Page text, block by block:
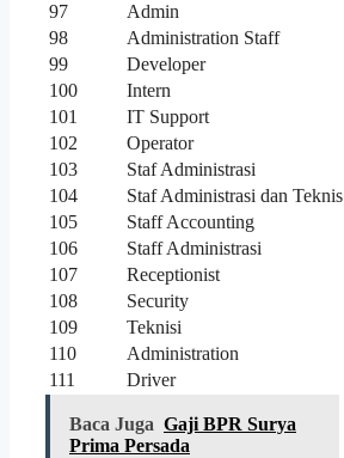
97
Admin
98
Administration Staff
99
Developer
100
Intern
101
IT Support
102
Operator
103
Staf Administrasi
104
Staf Administrasi dan Teknis
105
Staff Accounting
106
Staff Administrasi
107
Receptionist
108
Security
109
Teknisi
110
Administration
111
Driver
Baca Juga Gaji BPR Surya
Prima Persada